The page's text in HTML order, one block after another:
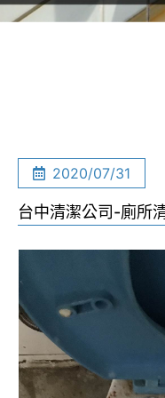
2020/07/31
台中清潔公司-廁所